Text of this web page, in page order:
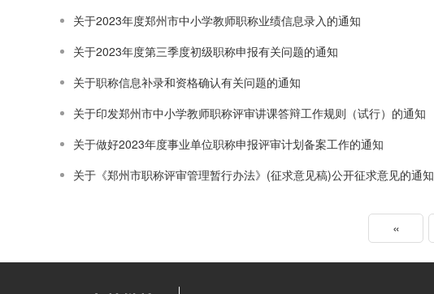
关于2023年度郑州市中小学教师职称业绩信息录入的通知
关于2023年度第三季度初级职称申报有关问题的通知
关于职称信息补录和资格确认有关问题的通知
关于印发郑州市中小学教师职称评审讲课答辩工作规则（试行）的通知
关于做好2023年度事业单位职称申报评审计划备案工作的通知
关于《郑州市职称评审管理暂行办法》(征求意见稿)公开征求意见的通知
«